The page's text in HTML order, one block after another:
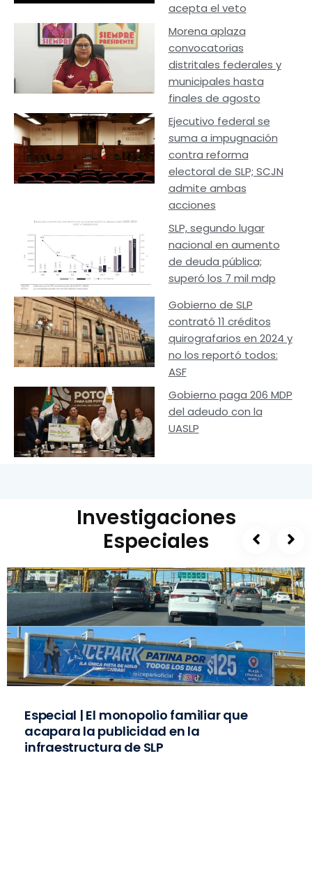
acepta el veto
Morena aplaza
convocatorias
distritales federales y
municipales hasta
finales de agosto
Ejecutivo federal se
suma a impugnación
contra reforma
electoral de SLP; SCJN
admite ambas
acciones
SLP, segundo lugar
nacional en aumento
de deuda pública;
superó los 7 mil mdp
Gobierno de SLP
contrató 11 créditos
quirografarios en 2024 y
no los reportó todos:
ASF
Gobierno paga 206 MDP
del adeudo con la
UASLP
Investigaciones
Especiales
Especial | El monopolio familiar que
acapara la publicidad en la
infraestructura de SLP